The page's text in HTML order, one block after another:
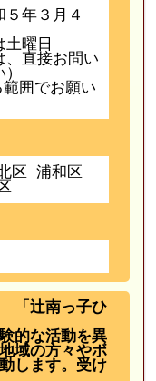
年３月４
日
接お問い
でお願い
区 浦和区
「辻南っ子ひ
的な活動を異
域の方々やボ
します。受け